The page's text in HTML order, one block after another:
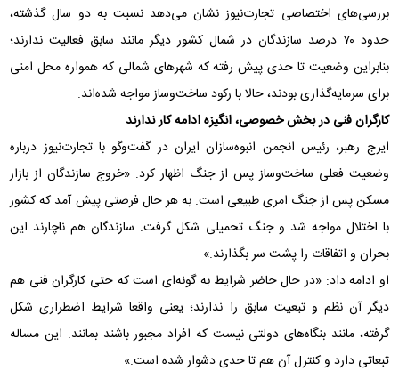
بررسی‌های اختصاصی تجارت‌نیوز نشان می‌دهد نسبت به دو سال گذشته،
حدود ۷۰ درصد سازندگان در شمال کشور دیگر مانند سابق فعالیت ندارند؛
بنابراین وضعیت تا حدی پیش رفته که شهرهای شمالی که همواره محل امنی
برای سرمایه‌گذاری بودند، حالا با رکود ساخت‌وساز مواجه شده‌اند.
کارگران فنی در بخش خصوصی، انگیزه ادامه کار ندارند
ایرج رهبر، رئیس انجمن انبوه‌سازان ایران در گفت‌وگو با تجارت‌نیوز درباره
وضعیت فعلی ساخت‌وساز پس از جنگ اظهار کرد: «خروج سازندگان از بازار
مسکن پس از جنگ امری طبیعی است. به هر حال فرصتی پیش آمد که کشور
با اختلال مواجه شد و جنگ تحمیلی شکل گرفت. سازندگان هم ناچارند این
بحران و اتفاقات را پشت سر بگذارند.»
او ادامه داد: «در حال حاضر شرایط به گونه‌ای است که حتی کارگران فنی هم
دیگر آن نظم و تبعیت سابق را ندارند؛ یعنی واقعا شرایط اضطراری شکل
گرفته، مانند بنگاه‌های دولتی نیست که افراد مجبور باشند بمانند. این مساله
تبعاتی دارد و کنترل آن هم تا حدی دشوار شده است.»